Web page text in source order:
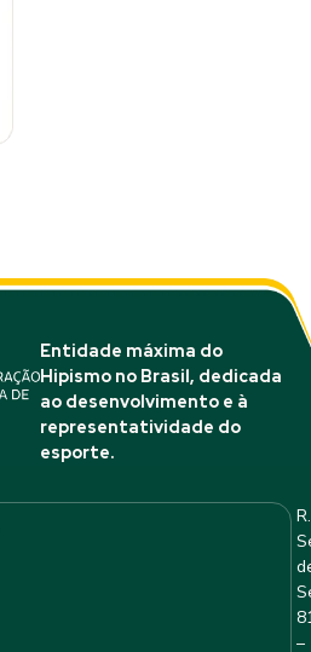
Entidade máxima do
Hipismo no Brasil, dedicada
ao desenvolvimento e à
representatividade do
esporte.
R.
–